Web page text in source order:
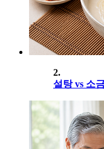
2.
설탕 vs 소